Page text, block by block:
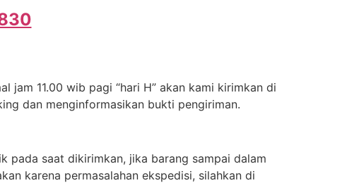
jam 11.00 wib pagi “hari H” akan kami kirimkan di
dan menginformasikan bukti pengiriman.
pada saat dikirimkan, jika barang sampai dalam
karena permasalahan ekspedisi, silahkan di